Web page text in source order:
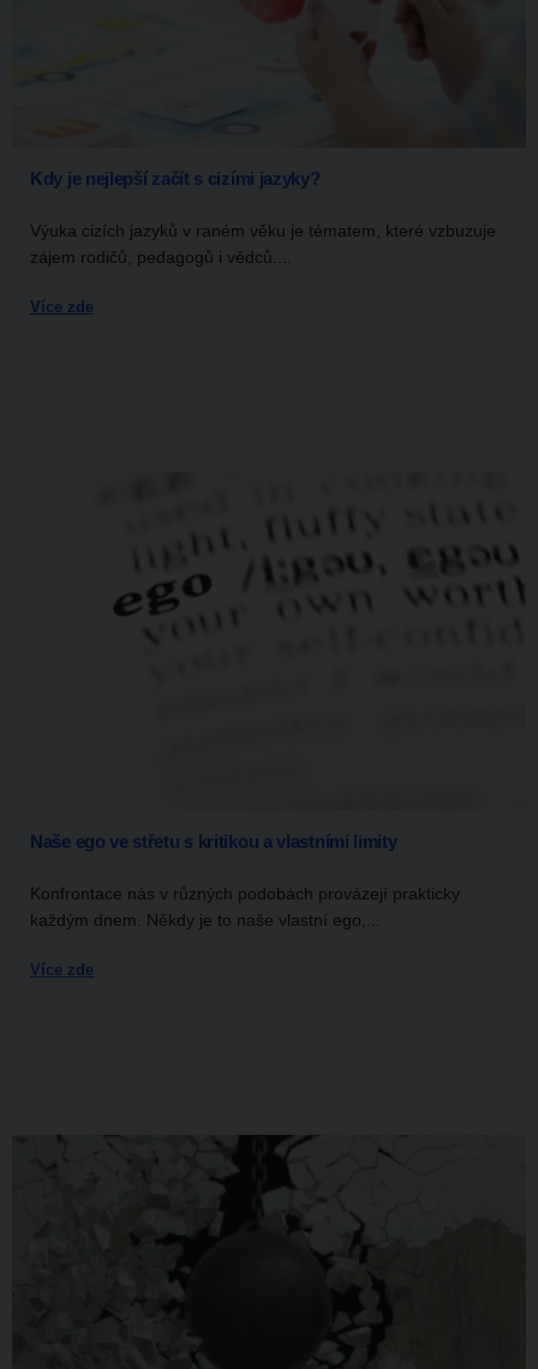
Kdy je nejlepší začít s cizími jazyky?
Výuka cizích jazyků v raném věku je tématem, které vzbuzuje
zájem rodičů, pedagogů i vědců....
Více zde
Naše ego ve střetu s kritikou a vlastními limity
Konfrontace nás v různých podobách provázejí prakticky
každým dnem. Někdy je to naše vlastní ego,...
Více zde